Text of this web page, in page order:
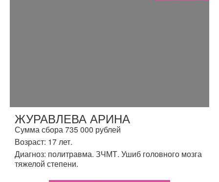
ЖУРАВЛЕВА АРИНА
Сумма сбора 735 000 рублей
Возраст: 17 лет.
Диагноз: политравма. ЗЧМТ. Ушиб головного мозга
тяжелой степени.